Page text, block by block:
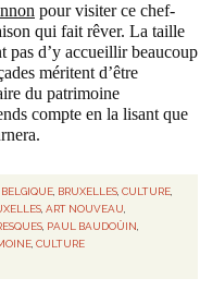
pour visiter ce chef-
qui fait rêver. La taille
pas d’y accueillir beaucoup
méritent d’être
du patrimoine
compte en la lisant que
BELGIQUE, BRUXELLES, CULTURE,
,ART NOUVEAU
PAUL BAUDOÜIN
,CULTURE